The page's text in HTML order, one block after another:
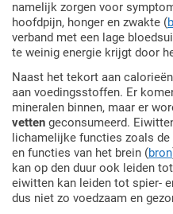
namelijk zorgen voor
hoofdpijn, honger en zwakte (
verband met een lage
te weinig energie krijgt door
Naast het tekort aan
aan voedingsstoffen. Er
mineralen binnen, maar er
vetten geconsumeerd.
lichamelijke functies zoals de
en functies van het brein (bron
kan op den duur ook leiden
eiwitten kan leiden tot spier-
dus niet zo voedzaam en